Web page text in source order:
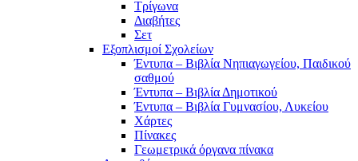
Τρίγωνα
Διαβήτες
Σετ
Εξοπλισμοί Σχολείων
Έντυπα – Βιβλία Νηπιαγωγείου, Παιδικού
σαθμού
Έντυπα – Βιβλία Δημοτικού
Έντυπα – Βιβλία Γυμνασίου, Λυκείου
Χάρτες
Πίνακες
Γεωμετρικά όργανα πίνακα